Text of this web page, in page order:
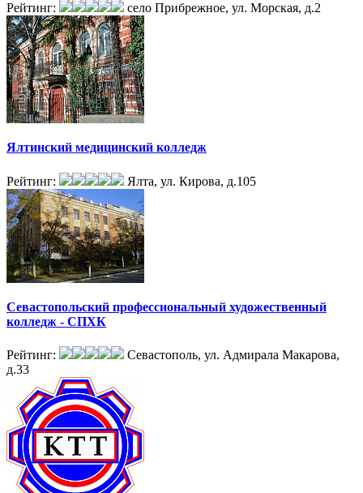
Рейтинг: село Прибрежное, ул. Морская, д.2
Ялтинский медицинский колледж
Рейтинг: Ялта, ул. Кирова, д.105
Севастопольский профессиональный художественный
колледж - СПХК
Рейтинг:
Севастополь, ул. Адмирала Макарова,
д.33